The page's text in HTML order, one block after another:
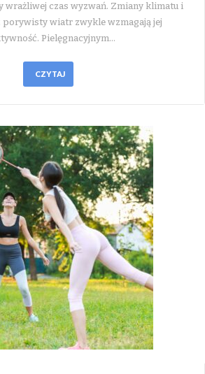
wrażliwej czas wyzwań. Zmiany klimatu i
porywisty wiatr zwykle wzmagają jej
Pielęgnacyjnym…
CZYTAJ